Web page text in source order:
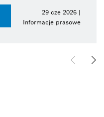
29 cze 2026 |
Informacje prasowe